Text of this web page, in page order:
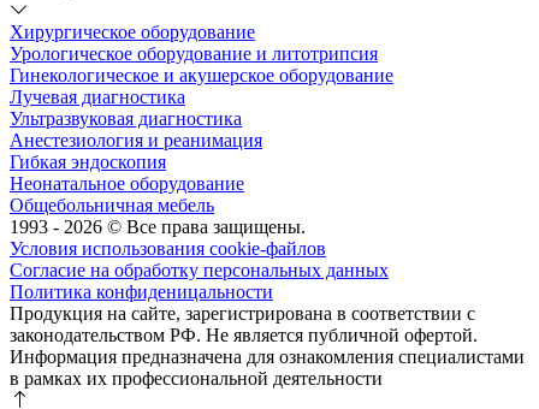
Хирургическое оборудование
Урологическое оборудование и литотрипсия
Гинекологическое и акушерское оборудование
Лучевая диагностика
Ультразвуковая диагностика
Анестезиология и реанимация
Гибкая эндоскопия
Неонатальное оборудование
Общебольничная мебель
1993 - 2026 © Все права защищены.
Условия использования cookie-файлов
Согласие на обработку персональных данных
Политика конфиденицальности
Продукция на сайте, зарегистрирована в соответствии с
законодательством РФ. Не является публичной офертой.
Информация предназначена для ознакомления специалистами
в рамках их профессиональной деятельности